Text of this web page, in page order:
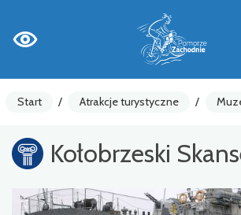
Start / Atrakcje turystyczne /
Kołobrzeski